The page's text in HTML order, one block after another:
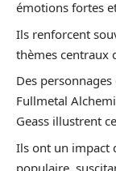
émotions fortes
Ils renforcent
thèmes centraux
Des
Fullmetal
Geass illustrent
Ils ont un impact
populaire,